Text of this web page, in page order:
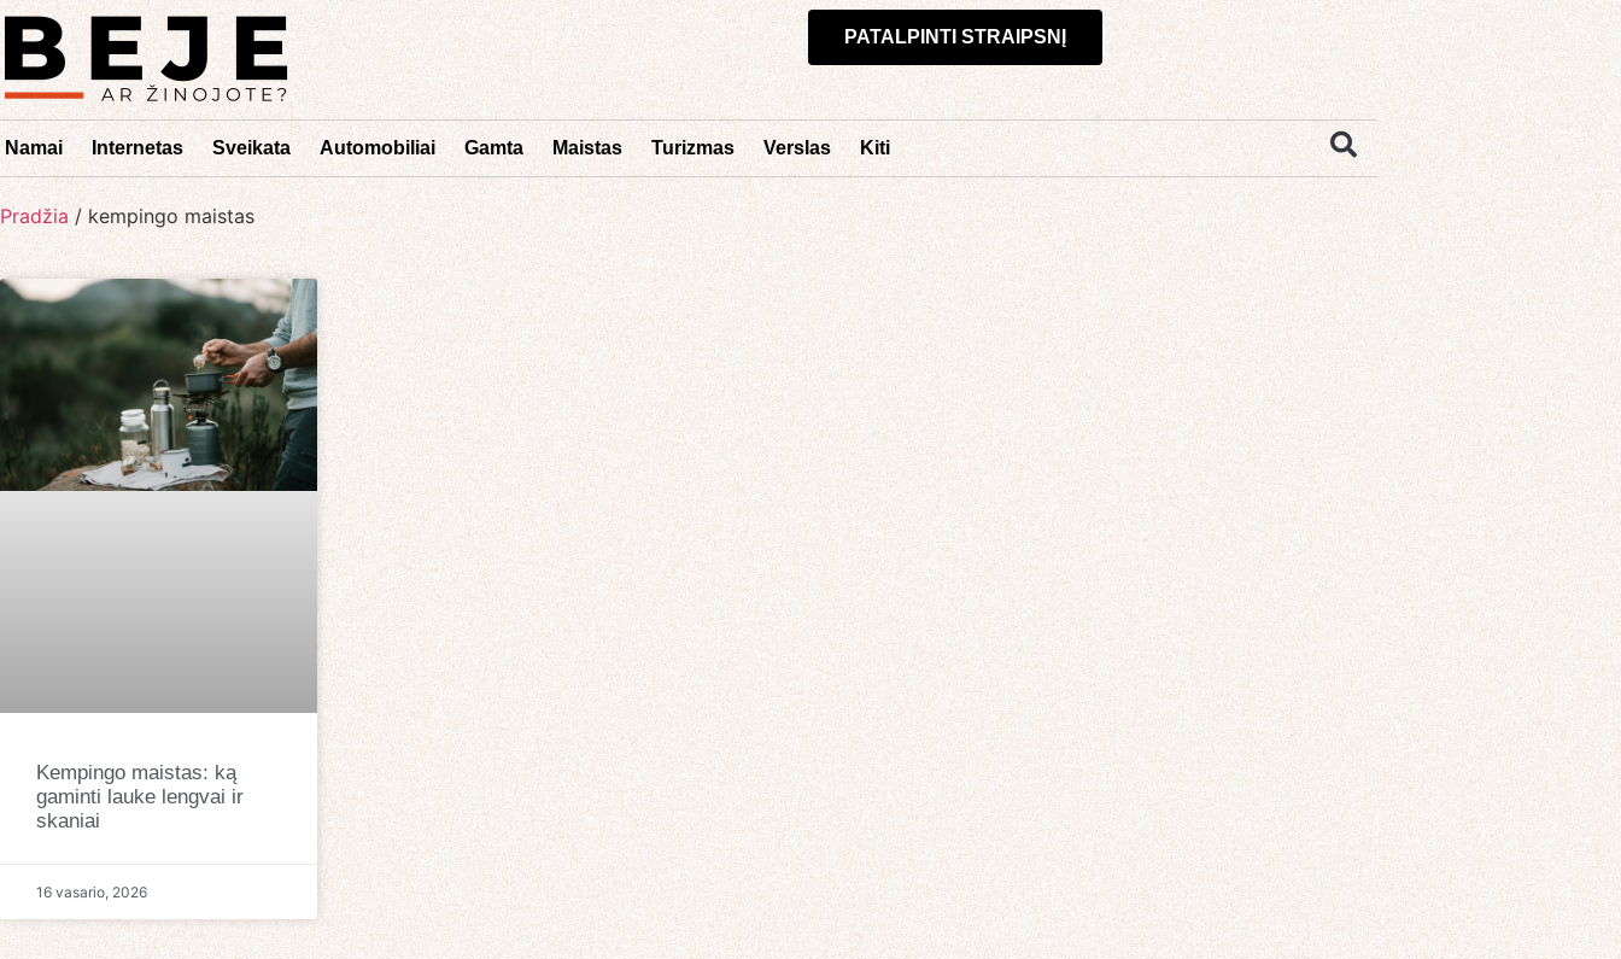
PATALPINTI STRAIPSNĮ
Namai Internetas Sveikata Automobiliai Gamta Maistas Turizmas Verslas Kiti
Pradžia / kempingo maistas
Kempingo maistas: ką
gaminti lauke lengvai ir
skaniai
16 vasario, 2026